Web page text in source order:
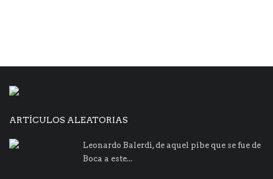
ARTÍCULOS ALEATORIAS
Leonardo Balerdi, de aquel pibe que se fue de
Boca a este...